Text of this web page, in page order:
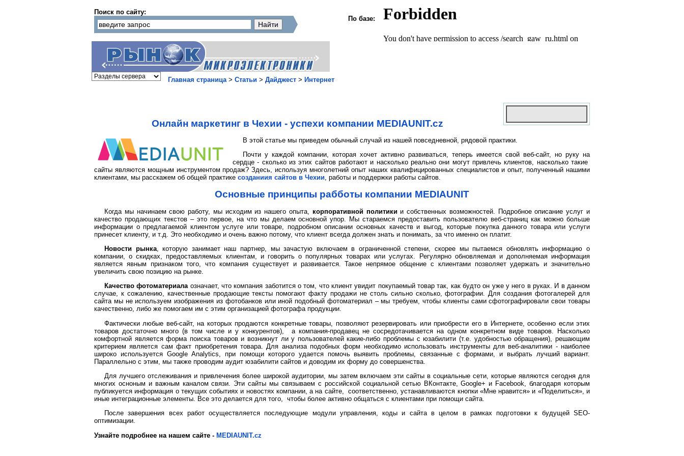
Поиск по сайту:
По базе:
Главная страница> Статьи > Дайджест > Интернет
Онлайн маркетинг в Чехии - успехи компании MEDIAUNIT.cz
В этой статье мы приведем обычный случай из нашей повседневной, рядовой практики.
Почти у каждой компании, которая хочет активно развиваться, теперь имеется свой веб-сайт, но руку на
сердце - сколько из этих сайтов работают и насколько реально они могут привлечь клиентов, насколько такие
сайты являются мощным инструментом продаж? Здесь, используя многолетний опыт наших квалифицированных специалистов и опыт, полученный нашими
клиентами, мы расскажем об общей практике созданиия сайтов в Чехии, работы и поддержки работы сайтов.
Основные принципы рабботы компании MEDIAUNIT
Когда мы начинаем свою работу, мы исходим из нашего опыта, корпоративной политикии собственных возможностей. Подробное описание услуг и
качество продающих текстов – это первое, на что мы делаем основной упор. Мы стараемся предоставить пользователю веб-страниц как можно больше
информации о предлагаемой клиентом услуге или товаре, подробном описании основных качеств и выгод, которые покупка данного товара или услуги
принесет клиенту, и т.д. Это необходимо и очень важно потому, что клиент всегда должен знать и понимать, за что именно он платит.
Новости рынка, которую занимает наш партнер, мы зачастую включаем в ограниченной степени, скорее мы пытаемся обновлять информацию о
компании, о скидках, предоставляемых клиентам, и говорить о популярных товарах или услугах. Регулярно обновляемая и дополняемая информация
является явным признаком того, что компания существует и развивается. Такое непрямое общение с клиентами позволяет удержать и значительно
увеличить свою позицию на рынке.
Качество фотоматериалаозначает, что компания заботится о том, что клиент увидит покупаемый товар так, как будто он уже у него в руках. И в данном
случае, к сожалению, качественные продающие тексты помогают факту продажи не столь сильно сколько, фотографии. Для создания фотогалерей для
сайта мы не используем изображения из фотобанков или иной подобный фотоматериал – мы требуем, чтобы клиенты сами сфотографировали свои товары
качественно, либо же помогаем им с этим организацией фотографа продукции.
Фактически любые веб-сайт, на которых продаются конкретные товары, позволяют резервировать или приобрести его в Интернете, особенно если этих
товаров достаточно много (в том числе и у конкурентов), а компания-продавец не сосредотачивается на одном конкретном виде товаров. Насколько
комфортной является форма поиска товаров и возникнут ли у пользователей какие-либо проблемы с юзабилити (т.е. удобностью обращения), решающим
критерием является сам факт приобретения товара. Для анализа подобных форм необходимо использовать инструменты для веб-аналитики - наиболее
широко используется Google Analytics, при помощи которого удается помочь выявить проблемы, связанные с формами, и выбрать лучший вариант.
Параллельно с этим, мы также проводим аудит юзабилити сайтов и доводим их форму до совершенства.
Для лучшего отслеживания и привлечения более широкой аудитории, мы затем включаем эти сайты в социальные сети, которые являются сегодня для
многих осноным и важным каналом связи. Эти сайты мы связываем с российской социальной сетью ВКонтакте, Google+ и Facebook, благодаря которым
публикуется информация о текущих событиях и новостях компании, а на сайте, соответственно, устанавливаются кнопки «Мне нравится» и «Поделиться», и
иные интеграционные элементы. Все это делается для того, чтобы более активно общаться с клиентами при помощи сайта.
После завершения всех работ осуществляется последующие модули управления, коды и сайта в целом в рамках подготовки к будущей SEO-
оптимизации.
Узнайте подробнее на нашем сайте - MEDIAUNIT.cz